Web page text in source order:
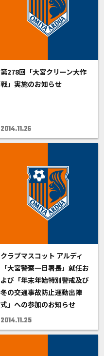
第278回「大宮クリーン大作
戦」実施のお知らせ
2014.11.26
クラブマスコット アルディ
「大宮警察一日署長」就任お
よび「年末年始特別警戒及び
冬の交通事故防止運動出陣
式」への参加のお知らせ
2014.11.25